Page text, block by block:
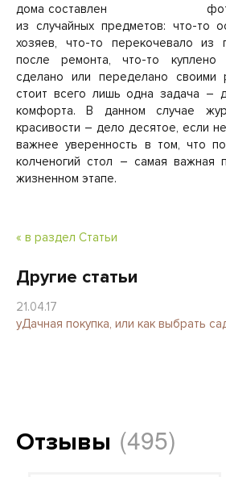
дома составлен
из случайных предметов: что-то
хозяев, что-то перекочевало из
после ремонта, что-то
сделано или переделано своими
стоит всего лишь одна задача –
комфорта. В данном случае
красивости – дело десятое, если
важнее уверенность в том, что
колченогий стол – самая важная
жизненном этапе.
« в раздел Статьи
Другие статьи
21.04.17
уДачная покупка, или как выбрать
Отзывы (495)